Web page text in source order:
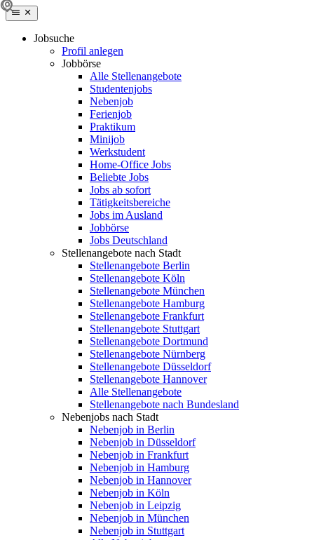
Jobsuche
Profil anlegen
Jobbörse
Alle Stellenangebote
Studentenjobs
Nebenjob
Ferienjob
Praktikum
Minijob
Werkstudent
Home-Office Jobs
Beliebte Jobs
Jobs ab sofort
Tätigkeitsbereiche
Jobs im Ausland
Jobbörse
Jobs Deutschland
Stellenangebote nach Stadt
Stellenangebote Berlin
Stellenangebote Köln
Stellenangebote München
Stellenangebote Hamburg
Stellenangebote Frankfurt
Stellenangebote Stuttgart
Stellenangebote Dortmund
Stellenangebote Nürnberg
Stellenangebote Düsseldorf
Stellenangebote Hannover
Alle Stellenangebote
Stellenangebote nach Bundesland
Nebenjobs nach Stadt
Nebenjob in Berlin
Nebenjob in Düsseldorf
Nebenjob in Frankfurt
Nebenjob in Hamburg
Nebenjob in Hannover
Nebenjob in Köln
Nebenjob in Leipzig
Nebenjob in München
Nebenjob in Stuttgart